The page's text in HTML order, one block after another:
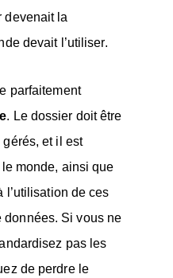
devenait la
devait l’utiliser.
parfaitement
. Le dossier doit être
et il est
monde, ainsi que
l’utilisation de ces
données. Si vous ne
pas les
de perdre le